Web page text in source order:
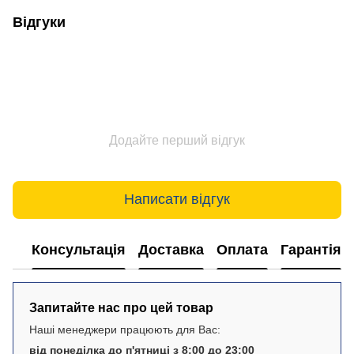
Відгуки
Додайте перший відгук
Написати відгук
Консультація Доставка Оплата Гарантія
Запитайте нас про цей товар
Наші менеджери працюють для Вас:
від понеділка до п'ятниці з 8:00 до 23:00